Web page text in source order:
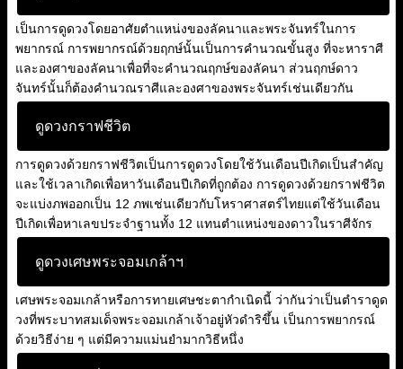
เป็นการดูดวงโดยอาศัยตำแหน่งของลัคนาและพระจันทร์ในการ
พยากรณ์ การพยากรณ์ด้วยฤกษ์นั้นเป็นการคำนวณขั้นสูง ที่จะหาราศี
และองศาของลัคนาเพื่อที่จะคำนวณฤกษ์ของลัคนา ส่วนฤกษ์ดาว
จันทร์นั้นก็ต้องคำนวณราศีและองศาของพระจันทร์เช่นเดียวกัน
ดูดวงกราฟชีวิต
การดูดวงด้วยกราฟชีวิตเป็นการดูดวงโดยใช้วันเดือนปีเกิดเป็นสำคัญ
และใช้เวลาเกิดเพื่อหาวันเดือนปีเกิดที่ถูกต้อง การดูดวงด้วยกราฟชีวิต
จะแบ่งภพออกเป็น 12 ภพเช่นเดียวกับโหราศาสตร์ไทยแต่ใช้วันเดือน
ปีเกิดเพื่อหาเลขประจำฐานทั้ง 12 แทนตำแหน่งของดาวในราศีจักร
ดูดวงเศษพระจอมเกล้าฯ
เศษพระจอมเกล้าหรือการทายเศษชะตากำเนิดนี้ ว่ากันว่าเป็นตำราดูด
วงที่พระบาทสมเด็จพระจอมเกล้าเจ้าอยู่หัวดำริขึ้น เป็นการพยากรณ์
ด้วยวิธีง่าย ๆ แต่มีความแม่นยำมากวิธีหนึ่ง